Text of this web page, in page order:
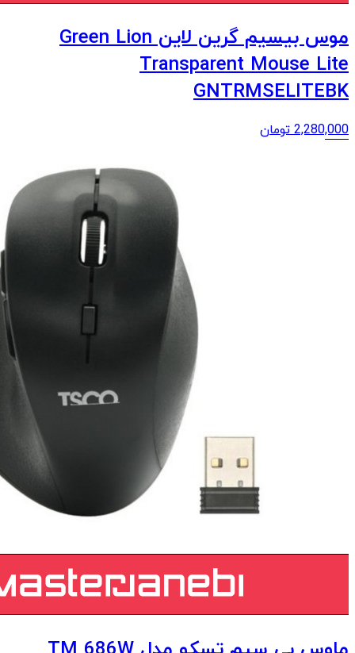
موس بیسیم گرین لاین Green Lion
Transparent Mouse Lite
GNTRMSELITEBK
2,280,000 تومان